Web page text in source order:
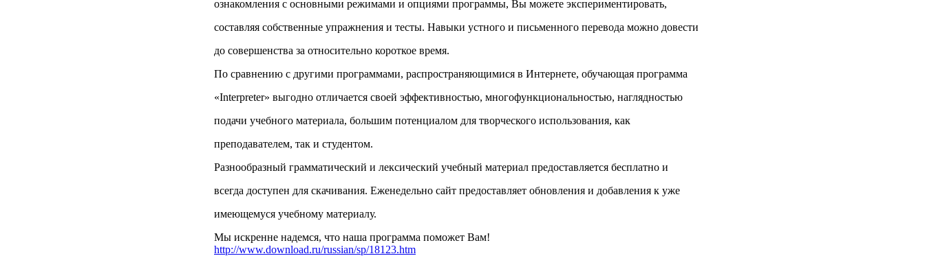
ознакомления с основными режимами и опциями программы, Вы можете экспериментировать,
составляя собственные упражнения и тесты. Навыки устного и письменного перевода можно довести
до совершенства за относительно короткое время.
По сравнению с другими программами, распространяющимися в Интернете, обучающая программа
«Interpreter» выгодно отличается своей эффективностью, многофункциональностью, наглядностью
подачи учебного материала, большим потенциалом для творческого использования, как
преподавателем, так и студентом.
Разнообразный грамматический и лексический учебный материал предоставляется бесплатно и
всегда доступен для скачивания. Еженедельно сайт предоставляет обновления и добавления к уже
имеющемуся учебному материалу.
Мы искренне надемся, что наша программа поможет Вам!
http://www.download.ru/russian/sp/18123.htm